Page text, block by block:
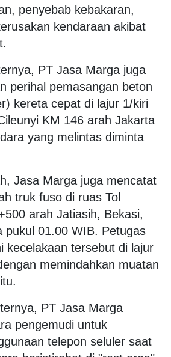
penyebab kebakaran,
kendaraan akibat
PT Jasa Marga juga
perihal pemasangan beton
kereta cepat di lajur 1/kiri
KM 146 arah Jakarta
yang melintas diminta
Jasa Marga juga mencatat
truk fuso di ruas Tol
arah Jatiasih, Bekasi,
pukul 01.00 WIB. Petugas
kecelakaan tersebut di lajur
memindahkan muatan
PT Jasa Marga
pengemudi untuk
telepon seluler saat